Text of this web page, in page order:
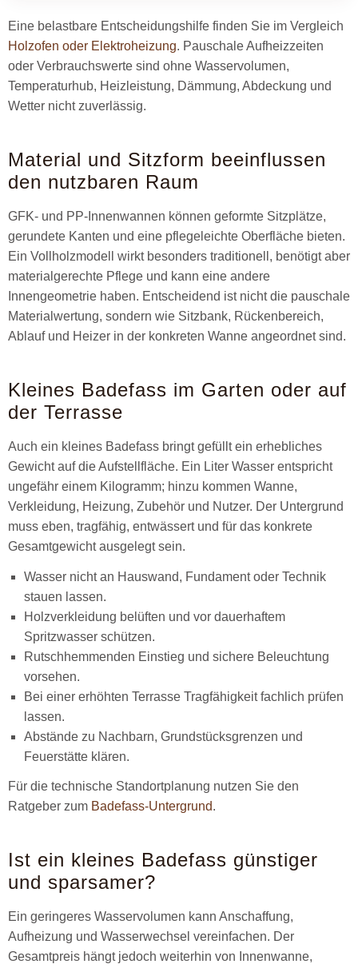
Eine belastbare Entscheidungshilfe finden Sie im Vergleich
Holzofen oder Elektroheizung. Pauschale Aufheizzeiten
oder Verbrauchswerte sind ohne Wasservolumen,
Temperaturhub, Heizleistung, Dämmung, Abdeckung und
Wetter nicht zuverlässig.
Material und Sitzform beeinflussen
den nutzbaren Raum
GFK- und PP-Innenwannen können geformte Sitzplätze,
gerundete Kanten und eine pflegeleichte Oberfläche bieten.
Ein Vollholzmodell wirkt besonders traditionell, benötigt aber
materialgerechte Pflege und kann eine andere
Innengeometrie haben. Entscheidend ist nicht die pauschale
Materialwertung, sondern wie Sitzbank, Rückenbereich,
Ablauf und Heizer in der konkreten Wanne angeordnet sind.
Kleines Badefass im Garten oder auf
der Terrasse
Auch ein kleines Badefass bringt gefüllt ein erhebliches
Gewicht auf die Aufstellfläche. Ein Liter Wasser entspricht
ungefähr einem Kilogramm; hinzu kommen Wanne,
Verkleidung, Heizung, Zubehör und Nutzer. Der Untergrund
muss eben, tragfähig, entwässert und für das konkrete
Gesamtgewicht ausgelegt sein.
Wasser nicht an Hauswand, Fundament oder Technik
stauen lassen.
Holzverkleidung belüften und vor dauerhaftem
Spritzwasser schützen.
Rutschhemmenden Einstieg und sichere Beleuchtung
vorsehen.
Bei einer erhöhten Terrasse Tragfähigkeit fachlich prüfen
lassen.
Abstände zu Nachbarn, Grundstücksgrenzen und
Feuerstätte klären.
Für die technische Standortplanung nutzen Sie den
Ratgeber zum Badefass-Untergrund.
Ist ein kleines Badefass günstiger
und sparsamer?
Ein geringeres Wasservolumen kann Anschaffung,
Aufheizung und Wasserwechsel vereinfachen. Der
Gesamtpreis hängt jedoch weiterhin von Innenwanne,